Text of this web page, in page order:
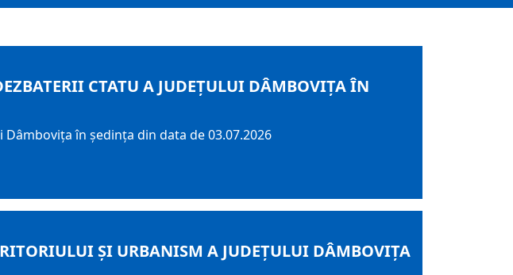
CTATU A JUDEȚULUI DÂMBOVIȚA ÎN
în ședința din data de 03.07.2026
ȘI URBANISM A JUDEȚULUI DÂMBOVIȚA